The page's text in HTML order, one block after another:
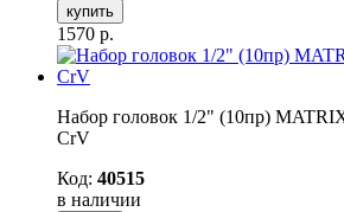
купить
1570 р.
Набор головок 1/2" (10пр)
CrV
Код: 40515
в наличии